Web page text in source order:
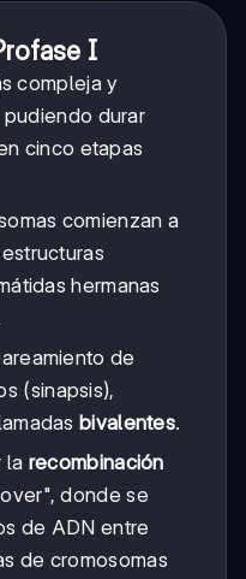
I
compleja y
durar
cinco etapas
comienzan a
hermanas
de
(sinapsis),
bivalentes.
la recombinación
donde se
de ADN entre
de cromosomas